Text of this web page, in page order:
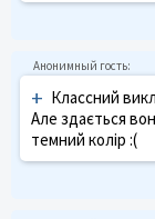
+ Классний
Але здається
темний колір :(